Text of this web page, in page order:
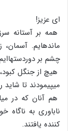
ای عزیز!
همه بر آستانه
مانده‏ایم.
چشم بر
هیچ از جنگل
می‏پیمودند تا
هم آنان که در
ناباوری به
کننده یافتند.